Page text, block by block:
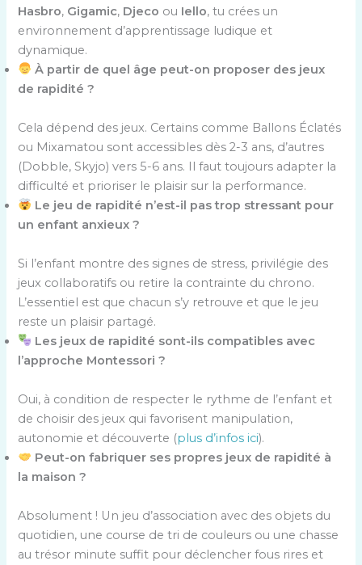
Hasbro, Gigamic, Djeco ou Iello, tu crées un
environnement d’apprentissage ludique et
dynamique.
À partir de quel âge peut-on proposer des jeux
de rapidité ?
Cela dépend des jeux. Certains comme Ballons Éclatés
ou Mixamatou sont accessibles dès 2-3 ans, d’autres
(Dobble, Skyjo) vers 5-6 ans. Il faut toujours adapter la
difficulté et prioriser le plaisir sur la performance.
Le jeu de rapidité n’est-il pas trop stressant pour
un enfant anxieux ?
Si l’enfant montre des signes de stress, privilégie des
jeux collaboratifs ou retire la contrainte du chrono.
L’essentiel est que chacun s’y retrouve et que le jeu
reste un plaisir partagé.
Les jeux de rapidité sont-ils compatibles avec
l’approche Montessori ?
Oui, à condition de respecter le rythme de l’enfant et
de choisir des jeux qui favorisent manipulation,
autonomie et découverte (plus d’infos ici).
Peut-on fabriquer ses propres jeux de rapidité à
la maison ?
Absolument ! Un jeu d’association avec des objets du
quotidien, une course de tri de couleurs ou une chasse
au trésor minute suffit pour déclencher fous rires et